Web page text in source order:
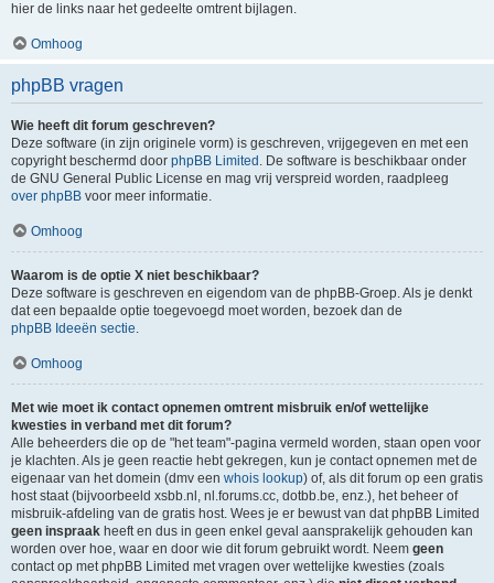
hier de links naar het gedeelte omtrent bijlagen.
Omhoog
phpBB vragen
Wie heeft dit forum geschreven?
Deze software (in zijn originele vorm) is geschreven, vrijgegeven en met een
copyright beschermd door phpBB Limited . De software is beschikbaar onder
de GNU General Public License en mag vrij verspreid worden, raadpleeg
over phpBB voor meer informatie.
Omhoog
Waarom is de optie X niet beschikbaar?
Deze software is geschreven en eigendom van de phpBB-Groep. Als je denkt
dat een bepaalde optie toegevoegd moet worden, bezoek dan de
phpBB Ideeën sectie.
Omhoog
Met wie moet ik contact opnemen omtrent misbruik en/of wettelijke
kwesties in verband met dit forum?
Alle beheerders die op de "het team"-pagina vermeld worden, staan open voor
je klachten. Als je geen reactie hebt gekregen, kun je contact opnemen met de
eigenaar van het domein (dmv een whois lookup) of, als dit forum op een gratis
host staat (bijvoorbeeld xsbb.nl, nl.forums.cc, dotbb.be, enz.), het beheer of
misbruik-afdeling van de gratis host. Wees je er bewust van dat phpBB Limited
geen inspraak heeft en dus in geen enkel geval aansprakelijk gehouden kan
worden over hoe, waar en door wie dit forum gebruikt wordt. Neem geen
contact op met phpBB Limited met vragen over wettelijke kwesties (zoals